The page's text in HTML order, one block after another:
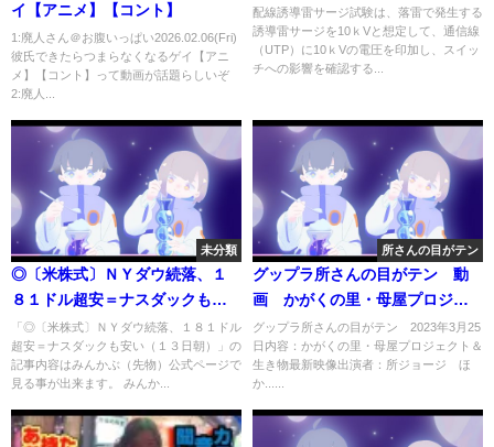
イ【アニメ】【コント】
1:廃人さん＠お腹いっぱい2026.02.06(Fri)
彼氏できたらつまらなくなるゲイ【アニ
メ】【コント】って動画が話題らしいぞ
2:廃人...
配線誘導雷サージ試験は、落雷で発生する
誘導雷サージを10ｋVと想定して、通信線
（UTP）に10ｋVの電圧を印加し、スイッ
チへの影響を確認する...
未分類
◎〔米株式〕ＮＹダウ続落、１
８１ドル超安＝ナスダックも安
い（１３日朝）
「◎〔米株式〕ＮＹダウ続落、１８１ドル
超安＝ナスダックも安い（１３日朝）」の
記事内容はみんかぶ（先物）公式ページで
見る事が出来ます。 みんか...
所さんの目がテン
グップラ所さんの目がテン 動
画 かがくの里・母屋プロジェ
クト＆生き物最新映像 3月25日
グップラ所さんの目がテン 2023年3月25
日内容：かがくの里・母屋プロジェクト＆
生き物最新映像出演者：所ジョージ ほ
か......